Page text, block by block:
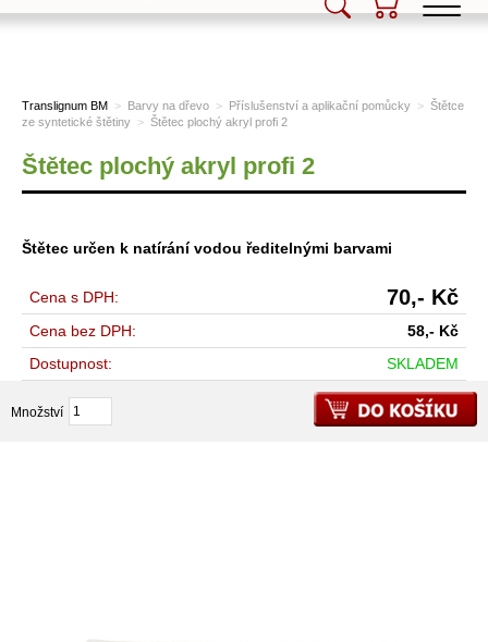
Translignum BM > Barvy na dřevo > Příslušenství a aplikační pomůcky > Štětce
ze syntetické štětiny > Štětec plochý akryl profi 2
Štětec plochý akryl profi 2
Štětec určen k natírání vodou ředitelnými barvami
Cena s DPH: 70,- Kč
Cena bez DPH: 58,- Kč
Dostupnost:
SKLADEM
Množství